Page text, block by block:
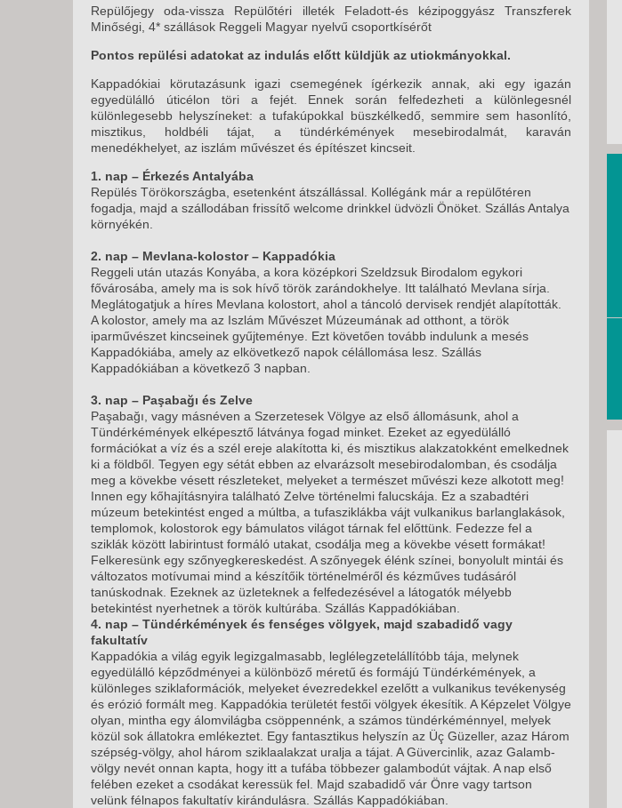
KÖZVETLEN
TENGERPARTI
CSÚSZDÁVAL
BUDAVÁR TOURS
UTAZÁSOK
Repülőjegy oda-vissza Repülőtéri illeték Feladott-és kézipoggyász Transzferek
Minőségi, 4* szállások Reggeli Magyar nyelvű csoportkísérőt
Pontos repülési adatokat az indulás előtt küldjük az utiokmányokkal.
Kappadókiai körutazásunk igazi csemegének ígérkezik annak, aki egy igazán
egyedülálló úticélon töri a fejét. Ennek során felfedezheti a különlegesnél
különlegesebb helyszíneket: a tufakúpokkal büszkélkedő, semmire sem hasonlító,
misztikus, holdbéli tájat, a tündérkémények mesebirodalmát, karaván
menedékhelyet, az iszlám művészet és építészet kincseit.
1. nap – Érkezés Antalyába
Repülés Törökországba, esetenként átszállással. Kollégánk már a repülőtéren
fogadja, majd a szállodában frissítő welcome drinkkel üdvözli Önöket. Szállás Antalya
környékén.
2. nap – Mevlana-kolostor – Kappadókia
Reggeli után utazás Konyába, a kora középkori Szeldzsuk Birodalom egykori
fővárosába, amely ma is sok hívő török zarándokhelye. Itt található Mevlana sírja.
Meglátogatjuk a híres Mevlana kolostort, ahol a táncoló dervisek rendjét alapították.
A kolostor, amely ma az Iszlám Művészet Múzeumának ad otthont, a török
iparművészet kincseinek gyűjteménye. Ezt követően tovább indulunk a mesés
Kappadókiába, amely az elkövetkező napok célállomása lesz. Szállás
Kappadókiában a következő 3 napban.
3. nap – Paşabağı és Zelve
Paşabağı, vagy másnéven a Szerzetesek Völgye az első állomásunk, ahol a
Tündérkémények elképesztő látványa fogad minket. Ezeket az egyedülálló
formációkat a víz és a szél ereje alakította ki, és misztikus alakzatokként emelkednek
ki a földből. Tegyen egy sétát ebben az elvarázsolt mesebirodalomban, és csodálja
meg a kövekbe vésett részleteket, melyeket a természet művészi keze alkotott meg!
Innen egy kőhajításnyira található Zelve történelmi falucskája. Ez a szabadtéri
múzeum betekintést enged a múltba, a tufasziklákba vájt vulkanikus barlanglakások,
templomok, kolostorok egy bámulatos világot tárnak fel előttünk. Fedezze fel a
sziklák között labirintust formáló utakat, csodálja meg a kövekbe vésett formákat!
Felkeresünk egy szőnyegkereskedést. A szőnyegek élénk színei, bonyolult mintái és
változatos motívumai mind a készítőik történelméről és kézműves tudásáról
tanúskodnak. Ezeknek az üzleteknek a felfedezésével a látogatók mélyebb
betekintést nyerhetnek a török kultúrába. Szállás Kappadókiában.
4. nap – Tündérkémények és fenséges völgyek, majd szabadidő vagy
fakultatív
Kappadókia a világ egyik legizgalmasabb, leglélegzetelállítóbb tája, melynek
egyedülálló képződményei a különböző méretű és formájú Tündérkémények, a
különleges sziklaformációk, melyeket évezredekkel ezelőtt a vulkanikus tevékenység
és erózió formált meg. Kappadókia területét festői völgyek ékesítik. A Képzelet Völgye
olyan, mintha egy álomvilágba csöppennénk, a számos tündérkéménnyel, melyek
közül sok állatokra emlékeztet. Egy fantasztikus helyszín az Üç Güzeller, azaz Három
szépség-völgy, ahol három sziklaalakzat uralja a tájat. A Güvercinlik, azaz Galamb-
völgy nevét onnan kapta, hogy itt a tufába többezer galambodút vájtak. A nap első
felében ezeket a csodákat keressük fel. Majd szabadidő vár Önre vagy tartson
velünk félnapos fakultatív kirándulásra. Szállás Kappadókiában.